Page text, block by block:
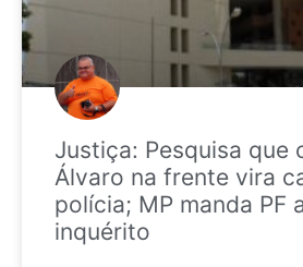
Justiça: Pesquisa que
Álvaro na frente vira
polícia; MP manda PF
inquérito